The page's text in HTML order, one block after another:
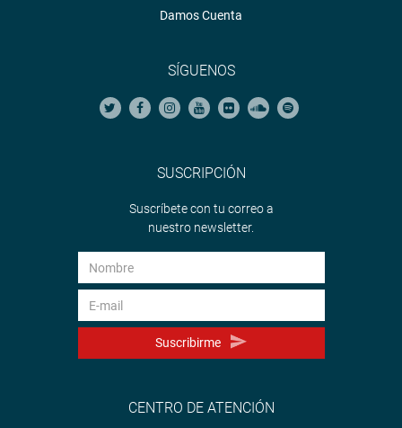
Damos Cuenta
SÍGUENOS
SUSCRIPCIÓN
Suscríbete con tu correo a
nuestro newsletter.
Suscribirme
CENTRO DE ATENCIÓN